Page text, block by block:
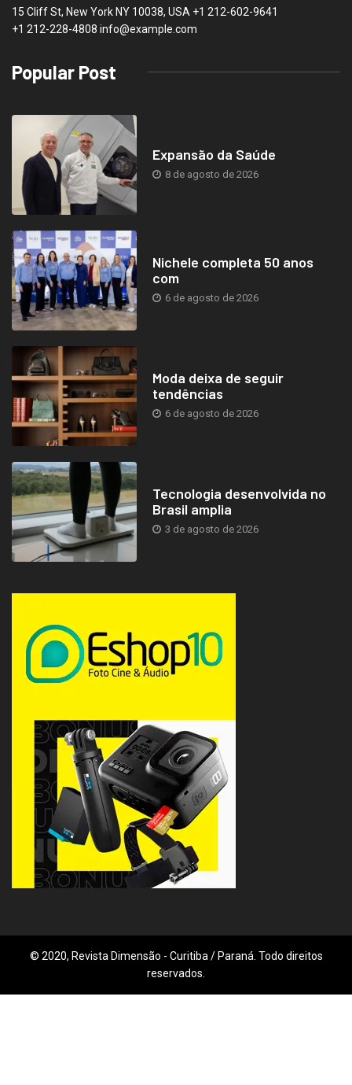
15 Cliff St, New York NY 10038, USA +1 212-602-9641
+1 212-228-4808 info@example.com
Popular Post
Expansão da Saúde
8 de agosto de 2026
Nichele completa 50 anos
com
6 de agosto de 2026
Moda deixa de seguir
tendências
6 de agosto de 2026
Tecnologia desenvolvida no
Brasil amplia
3 de agosto de 2026
© 2020, Revista Dimensão - Curitiba / Paraná. Todo direitos
reservados.